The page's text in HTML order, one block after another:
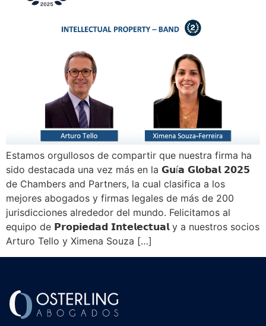
Estamos orgullosos de compartir que nuestra firma ha
sido destacada una vez más en la 𝗚𝘂í𝗮 𝗚𝗹𝗼𝗯𝗮𝗹 𝟮𝟬𝟮𝟱
de Chambers and Partners, la cual clasifica a los
mejores abogados y firmas legales de más de 200
jurisdicciones alrededor del mundo. Felicitamos al
equipo de 𝗣𝗿𝗼𝗽𝗶𝗲𝗱𝗮𝗱 𝗜𝗻𝘁𝗲𝗹𝗲𝗰𝘁𝘂𝗮𝗹 y a nuestros socios
Arturo Tello y Ximena Souza […]